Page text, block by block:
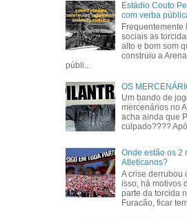
Estádio Couto
com verba
Frequentemente
sociais as
alto e bom som
construiu a
públi...
OS
Um bando de
mercenários no
acha ainda que
culpado????
Onde estão os 2
Atleticanos?
A crise derrubou
isso, há motivos
parte da torcida
Furacão, ficar